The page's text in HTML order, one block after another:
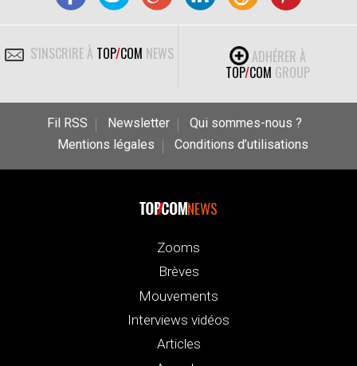
S'INSCRIRE À TOP/COM NEWS
ADHÉRER À
TOP/COM GROUP
Fil RSS Newsletter
Qui sommes-nous ?
Mentions légales
Conditions d’utilisations
NEWS
Zooms
Brèves
Mouvements
Interviews vidéos
Articles